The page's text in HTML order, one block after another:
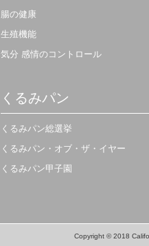
腸の健康
生殖機能
気分 感情のコントロール
くるみパン
くるみパン総選挙
くるみパン・オブ・ザ・イヤー
くるみパン甲子園
Copyright © 2018